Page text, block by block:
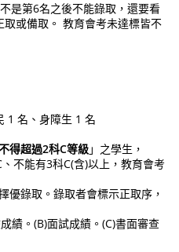
是第6名之後不能錄取，還要看
或備取。 教育會考未達標皆不
1 名、身障生 1 名
得超過2科C等級」之學生，
能有3科C(含)以上，教育會考
優錄取。錄取者會標示正取序，
績。(B)面試成績。(C)書面審查